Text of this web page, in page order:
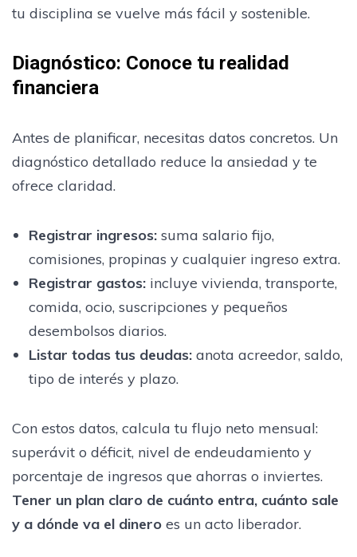
tu disciplina se vuelve más fácil y sostenible.
Diagnóstico: Conoce tu realidad
financiera
Antes de planificar, necesitas datos concretos. Un
diagnóstico detallado reduce la ansiedad y te
ofrece claridad.
Registrar ingresos:suma salario fijo,
comisiones, propinas y cualquier ingreso extra.
Registrar gastos:incluye vivienda, transporte,
comida, ocio, suscripciones y pequeños
desembolsos diarios.
Listar todas tus deudas:anota acreedor, saldo,
tipo de interés y plazo.
Con estos datos, calcula tu flujo neto mensual:
superávit o déficit, nivel de endeudamiento y
porcentaje de ingresos que ahorras o inviertes.
Tener un plan claro de cuánto entra, cuánto sale
y a dónde va el dinero es un acto liberador.